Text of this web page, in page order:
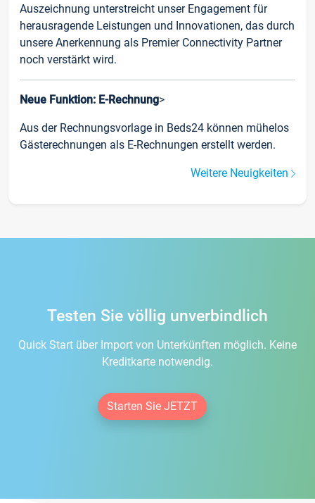
Auszeichnung unterstreicht unser Engagement für
herausragende Leistungen und Innovationen, das durch
unsere Anerkennung als Premier Connectivity Partner
noch verstärkt wird.
Neue Funktion: E-Rechnung>
Aus der Rechnungsvorlage in Beds24 können mühelos
Gästerechnungen als E-Rechnungen erstellt werden.
Weitere Neuigkeiten
Testen Sie völlig unverbindlich
Quick Start über Import von Unterkünften möglich. Keine
Kreditkarte notwendig.
Starten Sie JETZT